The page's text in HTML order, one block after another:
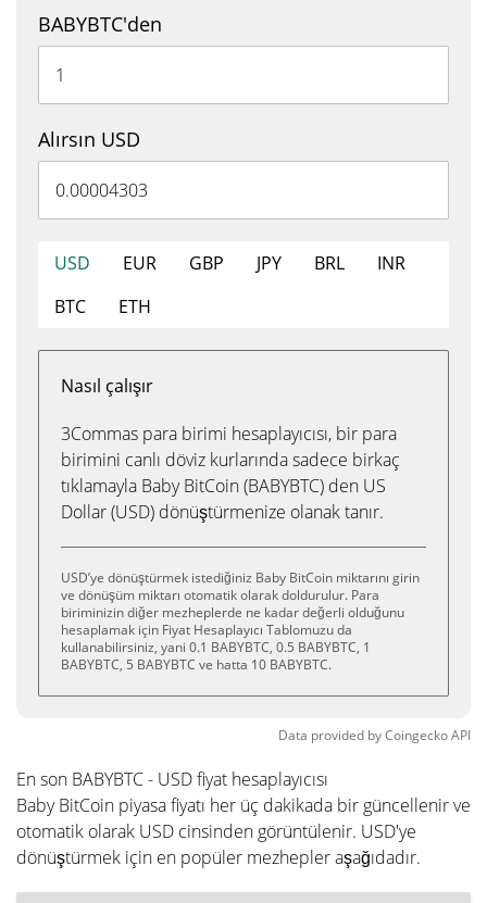
BABYBTC'den
Alırsın USD
USD EUR GBP JPY BRL
INR
BTC
ETH
Nasıl çalışır
3Commas para birimi hesaplayıcısı, bir para
birimini canlı döviz kurlarında sadece birkaç
tıklamayla Baby BitCoin (BABYBTC) den US
Dollar (USD) dönüştürmenize olanak tanır.
USD’ye dönüştürmek istediğiniz Baby BitCoin miktarını girin
ve dönüşüm miktarı otomatik olarak doldurulur. Para
biriminizin diğer mezheplerde ne kadar değerli olduğunu
hesaplamak için Fiyat Hesaplayıcı Tablomuzu da
kullanabilirsiniz, yani 0.1 BABYBTC, 0.5 BABYBTC, 1
BABYBTC, 5 BABYBTC ve hatta 10 BABYBTC.
Data provided byCoingeckoAPI
En son BABYBTC - USD fiyat hesaplayıcısı
Baby BitCoin piyasa fiyatı her üç dakikada bir güncellenir ve
otomatik olarak USD cinsinden görüntülenir. USD'ye
dönüştürmek için en popüler mezhepler aşağıdadır.